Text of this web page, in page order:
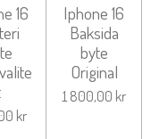
16
kr
Iphone 16
Baksida
byte
Original
1 800,00 kr